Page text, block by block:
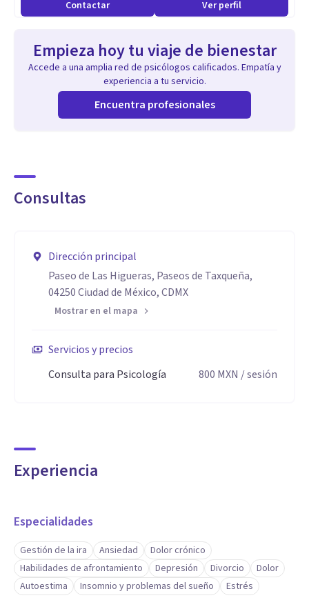
Realidad Virtual.
Habilidad para crear un espacio terapéutico seguro,
empático y de confianza.
Escucha activa y comunicación clara, facilitando que los
Enfoque humanista que respeta la individualidad y el ritmo
de cada persona.
la salud.
Contactar Ver perfil
Empieza hoy tu viaje de bienestar
Accede a una amplia red de psicólogos calificados. Empatía y
experiencia a tu servicio.
Encuentra profesionales
Consultas
Dirección principal
Paseo de Las Higueras, Paseos de Taxqueña,
04250 Ciudad de México, CDMX
Mostrar en el mapa
Servicios y precios
Consulta para Psicología
800 MXN / sesión
Experiencia
Especialidades
Gestión de la ira Ansiedad
Dolor crónico
Habilidades de afrontamiento
Depresión Divorcio
Dolor
Autoestima
Insomnio y problemas del sueño Estrés